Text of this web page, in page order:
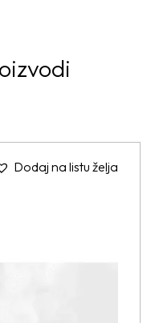
Dodaj na listu želja